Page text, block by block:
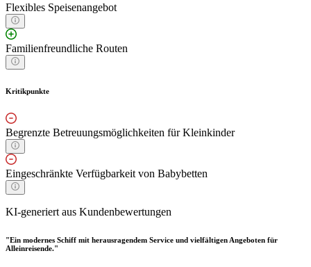
Flexibles Speisenangebot
Familienfreundliche Routen
Kritikpunkte
Begrenzte Betreuungsmöglichkeiten für Kleinkinder
Eingeschränkte Verfügbarkeit von Babybetten
KI-generiert aus Kundenbewertungen
"Ein modernes Schiff mit herausragendem Service und vielfältigen Angeboten für
Alleinreisende."